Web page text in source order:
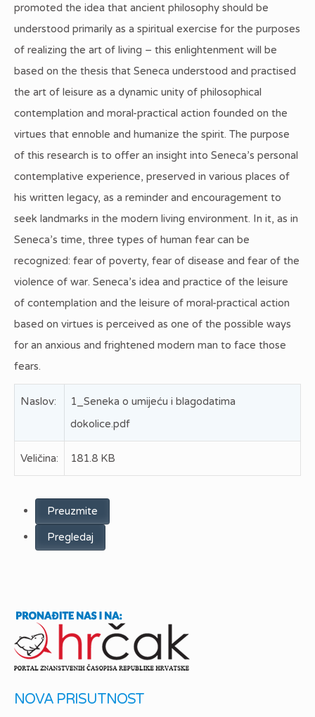
promoted the idea that ancient philosophy should be
understood primarily as a spiritual exercise for the purposes
of realizing the art of living – this enlightenment will be
based on the thesis that Seneca understood and practised
the art of leisure as a dynamic unity of philosophical
contemplation and moral-practical action founded on the
virtues that ennoble and humanize the spirit. The purpose
of this research is to offer an insight into Seneca’s personal
contemplative experience, preserved in various places of
his written legacy, as a reminder and encouragement to
seek landmarks in the modern living environment. In it, as in
Seneca’s time, three types of human fear can be
recognized: fear of poverty, fear of disease and fear of the
violence of war. Seneca’s idea and practice of the leisure
of contemplation and the leisure of moral-practical action
based on virtues is perceived as one of the possible ways
for an anxious and frightened modern man to face those
fears.
Naslov:
1_Seneka o umijeću i blagodatima
dokolice.pdf
Veličina: 181.8 KB
Preuzmite
Pregledaj
NOVA PRISUTNOST